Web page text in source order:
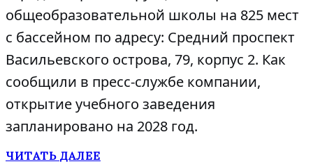
общеобразовательной школы на 825 мест
с бассейном по адресу: Средний проспект
Васильевского острова, 79, корпус 2. Как
сообщили в пресс-службе компании,
открытие учебного заведения
запланировано на 2028 год.
ЧИТАТЬ ДАЛЕЕ